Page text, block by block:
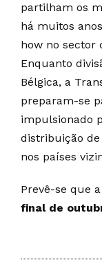
partilham os
há muitos
how no sector
Enquanto
Bélgica, a
preparam-se
impulsionado
distribuição de
nos países
Prevê-se que
final de